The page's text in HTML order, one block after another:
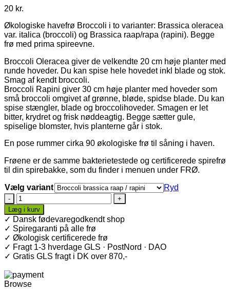
20 kr.
Økologiske havefrø Broccoli i to varianter: Brassica oleracea
var. italica (broccoli) og Brassica raap/rapa (rapini). Begge
frø med prima spireevne.
Broccoli Oleracea giver de velkendte 20 cm høje planter med
runde hoveder. Du kan spise hele hovedet inkl blade og stok.
Smag af kendt broccoli.
Broccoli Rapini giver 30 cm høje planter med hoveder som
små broccoli omgivet af grønne, bløde, spidse blade. Du kan
spise stængler, blade og broccolihoveder. Smagen er let
bitter, krydret og frisk nøddeagtig. Begge sætter gule,
spiselige blomster, hvis planterne går i stok.
En pose rummer cirka 90 økologiske frø til såning i haven.
Frøene er de samme bakterietestede og certificerede spirefrø
til din spirebakke, som du finder i menuen under FRØ.
Vælg variant
Ryd
Økologiske
havefrø
·
Broccoli
antal
Læg i kurv
✓ Dansk fødevaregodkendt shop
✓ Spiregaranti på alle frø
✓ Økologisk certificerede frø
✓ Fragt 1-3 hverdage GLS · PostNord · DAO
✓ Gratis GLS fragt i DK over 870,-
Browse